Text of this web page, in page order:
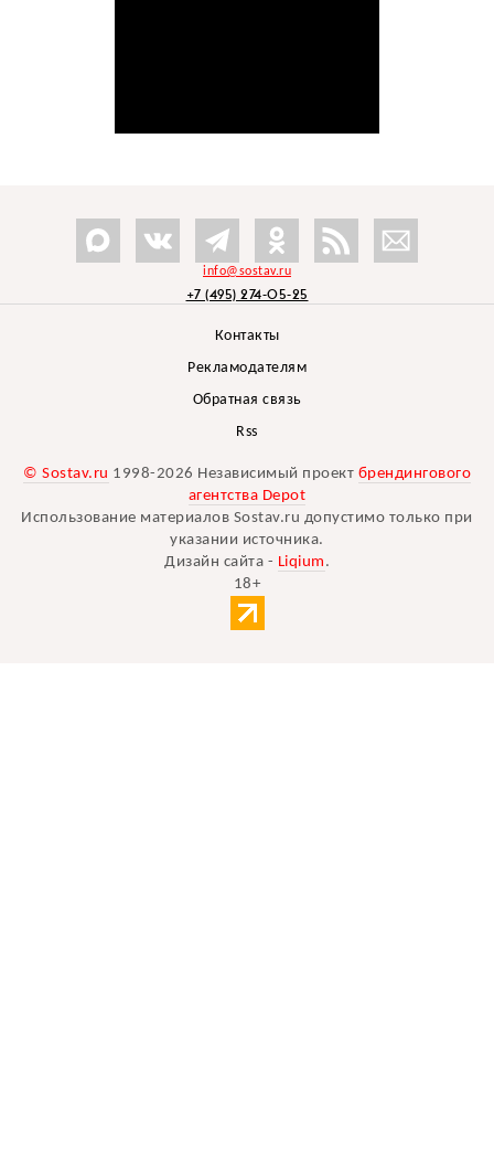
info@sostav.ru
+7 (495) 274-05-25
Контакты
Рекламодателям
Обратная связь
Rss
© Sostav.ru 1998-2026 Независимый проект брендингового
агентства Depot
Использование материалов Sostav.ru допустимо только при
указании источника.
Дизайн сайта - Liqium .
18+